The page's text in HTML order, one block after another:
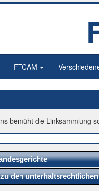
FTCAM
bemüht die Linksammlung
den